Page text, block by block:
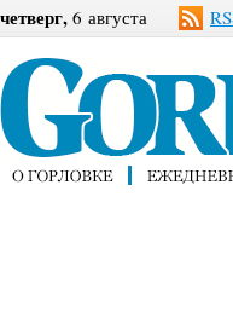
четверг, 6 августа